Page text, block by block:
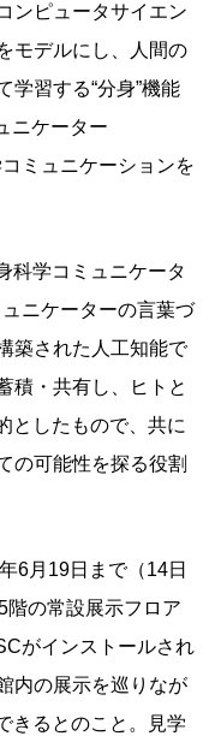
ンピュータサイエン
モデルにし、人間の
学習する“分身”機能
ニケーター
ミュニケーションを
科学コミュニケータ
ニケーターの言葉づ
築された人工知能で
積・共有し、ヒトと
としたもので、共に
の可能性を探る役割
6月19日まで（14日
階の常設展示フロア
がインストールされ
内の展示を巡りなが
きるとのこと。見学